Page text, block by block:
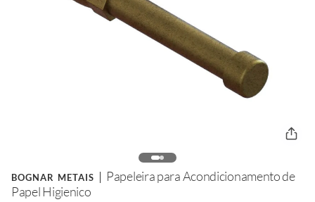
BOGNAR METAIS
Papeleira para Acondicionamento de
Papel Higienico